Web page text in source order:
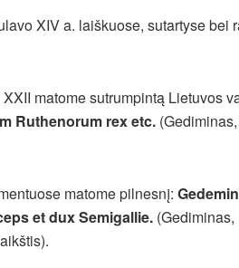
XIV a. laiškuose, sutartyse bei
matome sutrumpintą Lietuvos
Ruthenorum rex etc.
matome pilnesnį:
et dux Semigallie.